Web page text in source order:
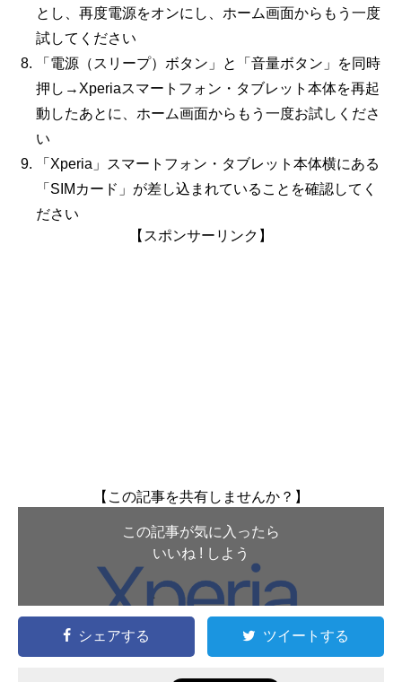
とし、再度電源をオンにし、ホーム画面からもう一度
試してください
「電源（スリープ）ボタン」と「音量ボタン」を同時
押し→Xperiaスマートフォン・タブレット本体を再起
動したあとに、ホーム画面からもう一度お試しくださ
い
「Xperia」スマートフォン・タブレット本体横にある
「 SIM カード」が差し込まれていることを確認してく
ださい
【スポンサーリンク】
【この記事を共有しませんか？】
この記事が気に入ったら
いいね ! しよう
シェアする ツイートする